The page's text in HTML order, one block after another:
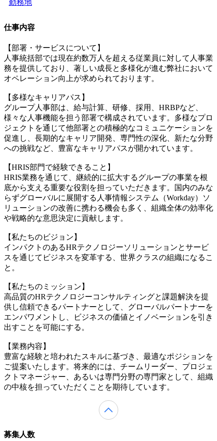
勤務地
仕事内容
【部署・サービスについて】
人事統括部では現在約数万人を超える従業員に対して人事業
務を提供しており、著しい成長と多様化が進む弊社において
オペレーション向上が求められております。
【多様なキャリアパス】
グループ人事部は、給与計算、研修、採用、HRBPなど、
様々な人事機能を担う部署で構成されています。多様なプロ
ジェクトを通じて他部署との積極的なコミュニケーションを
促進し、長期的なキャリア開発、専門性の深化、新たな分野
への挑戦など、豊富なキャリアパスが開かれています。
【HRIS部門で経験できること】
HRIS業務を通じて、継続的に拡大するグループの事業を根
底から支える重要な役割を担っていただきます。国内のみな
らずグローバルに展開する人事情報システム（Workday）ソ
リューションの改善に携わる機会も多く、組織全体の効率化
や戦略的な意思決定に貢献します。
【私たちのビジョン】
インパクトのあるHRテクノロジーソリューションとサービ
スを通じてビジネスを変革する、世界クラスの組織になるこ
と。
【私たちのミッション】
高品質のHRテクノロジーコンサルティングと課題解決を提
供し信頼できるパートナーとして、グローバルパートナーを
エンパワメントし、ビジネスの価値とイノベーションを引き
出すことを可能にする。
【業務内容】
豊富な経験と培われたスキルに基づき、最適なポジションを
ご提案いたします。将来的には、チームリーダー、プロジェ
クトマネージャー、あるいは専門分野の専門家として、組織
の中核を担っていただくことを期待しています。
募集人数